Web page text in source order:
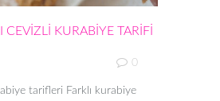
KURABİYE TARİFİ
0
tarifleri Farklı kurabiye